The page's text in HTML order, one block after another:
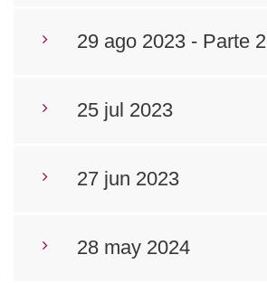
29 ago 2023 - Parte 2
25 jul 2023
27 jun 2023
28 may 2024